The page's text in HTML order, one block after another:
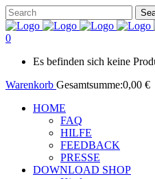
0
Es befinden sich keine
Warenkorb Gesamtsumme:0,00 €
HOME
FAQ
HILFE
FEEDBACK
PRESSE
DOWNLOAD SHOP